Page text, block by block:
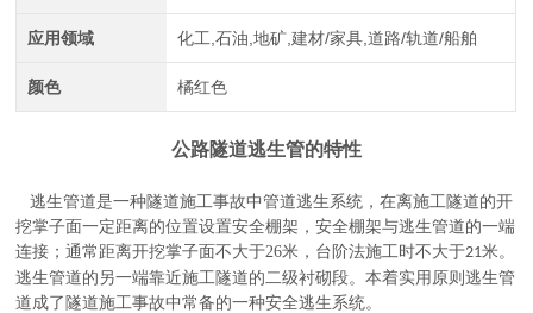
应用领域 化工,石油,地矿,建材/家具,道路/轨道/船舶
颜色 橘红色
公路隧道逃生管的特性
逃生管道是一种隧道施工事故中管道逃生系统，在离施工隧道的开
挖掌子面一定距离的位置设置安全棚架，安全棚架与逃生管道的一端
连接；通常距离开挖掌子面不大于26米，台阶法施工时不大于21米。
逃生管道的另一端靠近施工隧道的二级衬砌段。本着实用原则逃生管
道成了隧道施工事故中常备的一种安全逃生系统。